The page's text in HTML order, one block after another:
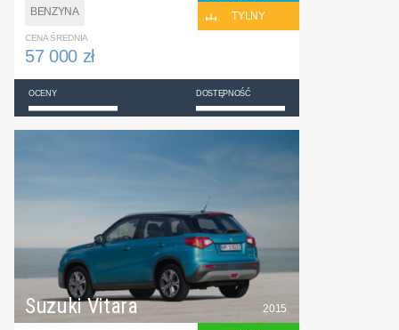
BENZYNA
TYLNY
CENA ŚREDNIA
57 000 zł
OCENY DOSTĘPNOŚĆ
Suzuki Vitara 2015